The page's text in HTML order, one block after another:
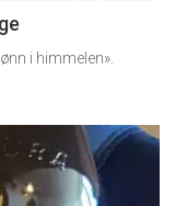
i himmelen».